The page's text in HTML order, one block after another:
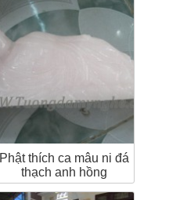
Phật thích ca mâu ni đá
thạch anh hồng